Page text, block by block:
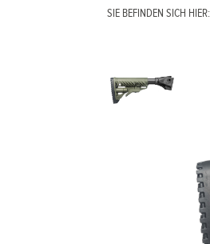
SIE BEFINDEN SICH HIER: